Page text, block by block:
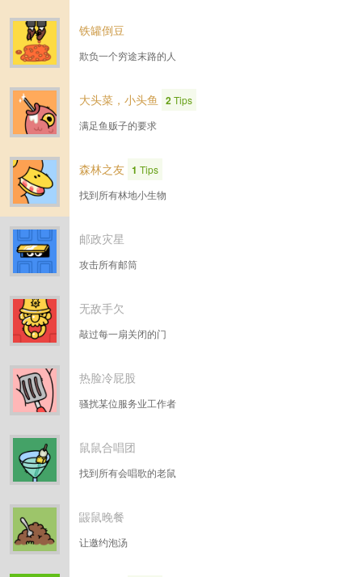
铁罐倒豆
欺负一个穷途末路的人
大头菜，小头鱼 2Tips
满足鱼贩子的要求
森林之友 1 Tips
找到所有林地小生物
邮政灾星
攻击所有邮筒
无敌手欠
敲过每一扇关闭的门
热脸冷屁股
骚扰某位服务业工作者
鼠鼠合唱团
找到所有会唱歌的老鼠
鼹鼠晚餐
让邀约泡汤